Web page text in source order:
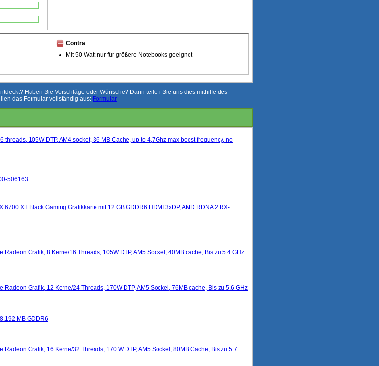
Contra
Mit 50 Watt nur für größere Notebooks geeignet
Haben Sie Vorschläge oder Wünsche? Dann teilen Sie uns dies mithilfe des
das Formular vollständig aus: Formular
threads, 105W DTP, AM4 socket, 36 MB Cache, up to 4,7Ghz max boost frequency, no
506163
6700 XT Black Gaming Grafikkarte mit 12 GB GDDR6 HDMI 3xDP, AMD RDNA 2 RX-
Grafik, 8 Kerne/16 Threads, 105W DTP, AM5 Sockel, 40MB cache, Bis zu 5.4 GHz
Grafik, 12 Kerne/24 Threads, 170W DTP, AM5 Sockel, 76MB cache, Bis zu 5.6 GHz
MB GDDR6
Grafik, 16 Kerne/32 Threads, 170 W DTP, AM5 Sockel, 80MB Cache, Bis zu 5.7